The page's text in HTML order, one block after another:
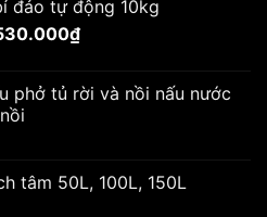
đảo tự động 10kg
₫Giá
là:
phở tủ rời và nồi nấu nước
tâm 50L, 100L, 150L